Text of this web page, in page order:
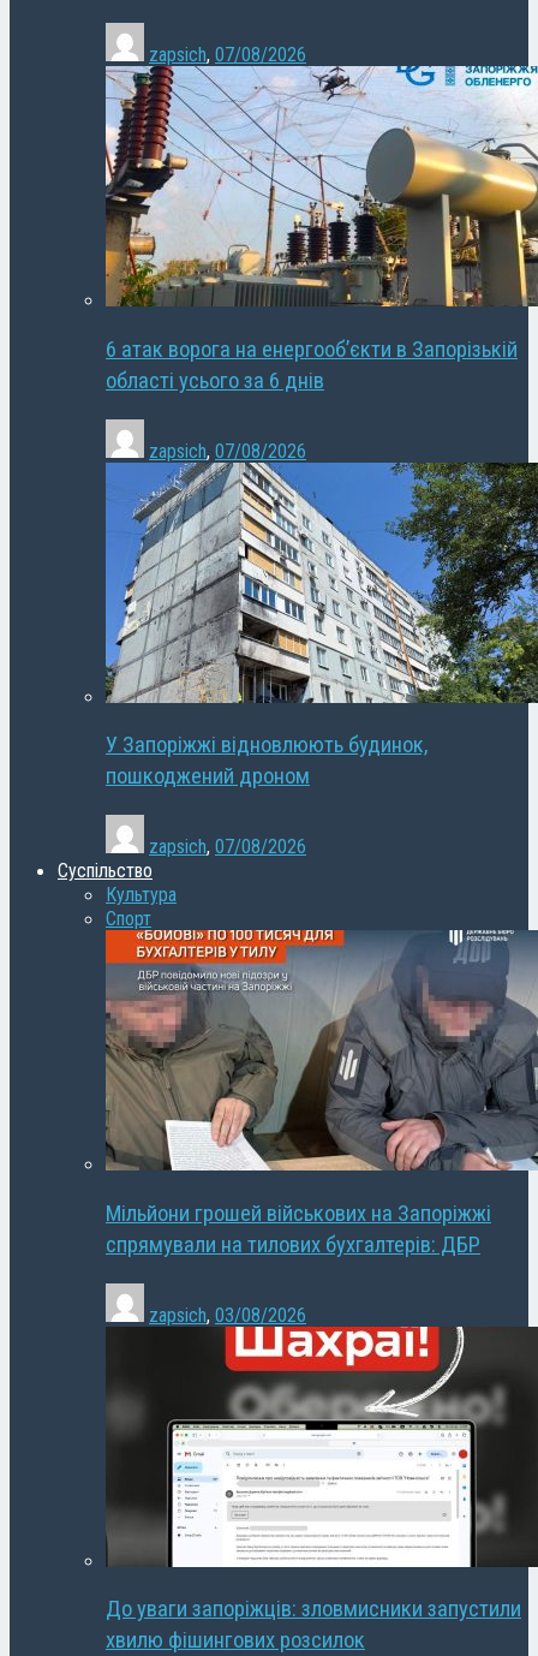
zapsich, 07/08/2026
6 атак ворога на енергооб’єкти в Запорізькій
області усього за 6 днів
zapsich, 07/08/2026
У Запоріжжі відновлюють будинок,
пошкоджений дроном
zapsich, 07/08/2026
Суспільство
Культура
Спорт
Мільйони грошей військових на Запоріжжі
спрямували на тилових бухгалтерів: ДБР
zapsich, 03/08/2026
До уваги запоріжців: зловмисники запустили
хвилю фішингових розсилок